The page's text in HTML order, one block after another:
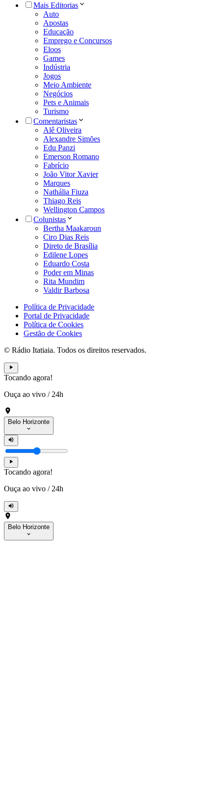
Mais Editorias
Auto
Apostas
Educação
Emprego e Concursos
Eloos
Games
Indústria
Jogos
Meio Ambiente
Negócios
Pets e Animais
Turismo
Comentaristas
Alê Oliveira
Alexandre Simões
Edu Panzi
Emerson Romano
Fabrício
João Vitor Xavier
Marques
Nathália Fiuza
Thiago Reis
Wellington Campos
Colunistas
Bertha Maakaroun
Ciro Dias Reis
Direto de Brasília
Edilene Lopes
Eduardo Costa
Poder em Minas
Rita Mundim
Valdir Barbosa
Política de Privacidade
Portal de Privacidade
Política de Cookies
Gestão de Cookies
© Rádio Itatiaia. Todos os direitos reservados.
Tocando agora!
Ouça ao vivo / 24h
Belo Horizonte
Tocando agora!
Ouça ao vivo / 24h
Belo Horizonte